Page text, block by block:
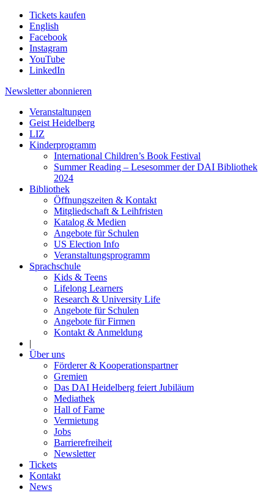
Tickets kaufen
English
Facebook
Instagram
YouTube
LinkedIn
Newsletter abonnieren
Veranstaltungen
Geist Heidelberg
LIZ
Kinderprogramm
International Children’s Book Festival
Summer Reading – Lesesommer der DAI Bibliothek
2024
Bibliothek
Öffnungszeiten & Kontakt
Mitgliedschaft & Leihfristen
Katalog & Medien
Angebote für Schulen
US Election Info
Veranstaltungsprogramm
Sprachschule
Kids & Teens
Lifelong Learners
Research & University Life
Angebote für Schulen
Angebote für Firmen
Kontakt & Anmeldung
|
Über uns
Förderer & Kooperationspartner
Gremien
Das DAI Heidelberg feiert Jubiläum
Mediathek
Hall of Fame
Vermietung
Jobs
Barrierefreiheit
Newsletter
Tickets
Kontakt
News